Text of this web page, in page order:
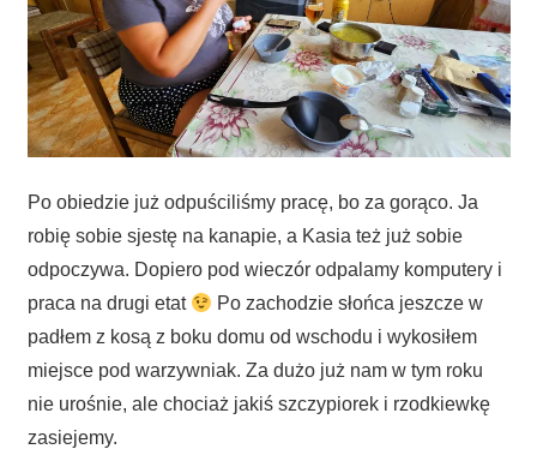
Po obiedzie już odpuściliśmy pracę, bo za gorąco. Ja
robię sobie sjestę na kanapie, a Kasia też już sobie
odpoczywa. Dopiero pod wieczór odpalamy komputery i
praca na drugi etat
Po zachodzie słońca jeszcze w
padłem z kosą z boku domu od wschodu i wykosiłem
miejsce pod warzywniak. Za dużo już nam w tym roku
nie urośnie, ale chociaż jakiś szczypiorek i rzodkiewkę
zasiejemy.